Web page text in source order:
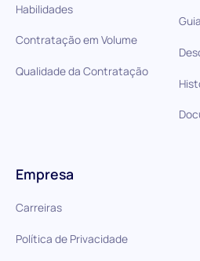
Habilidades
Contratação em Volume
Qualidade da Contratação
Empresa
Carreiras
Política de Privacidade